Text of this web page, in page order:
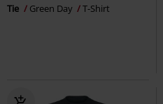
Tie Green Day T-Shirt